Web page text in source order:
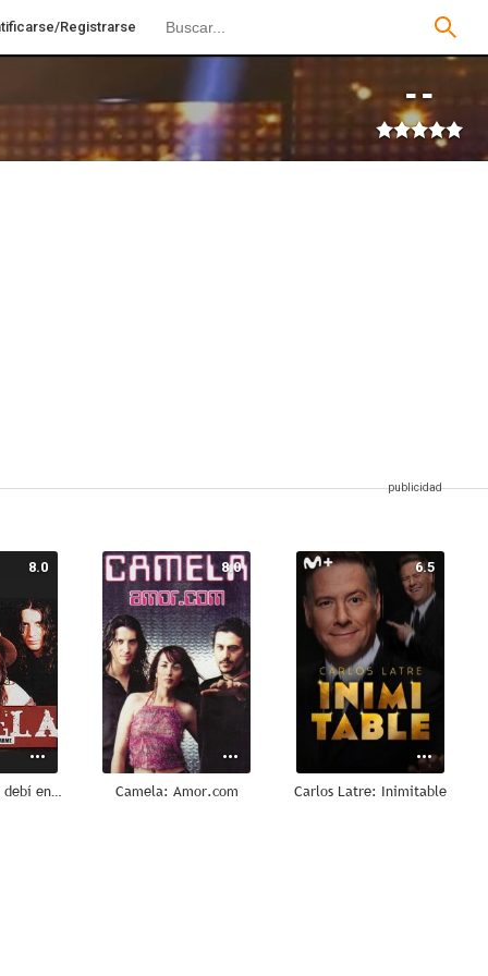
Registrarse
--
8.0
Camela: Nunca debí enamorarme
8.0
Camela: Amor.com
6.5
Carlos Latre: Inimitable